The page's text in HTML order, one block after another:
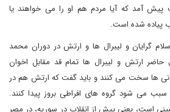
پیش آمد که آیا مردم هم او را می خواهند یا
پیاده شده است.
گرایان و لیبرال ها و ارتش در دوران محمد
ارتش و لیبرال ها تمام قد مقابل اخوان
ها سخت می کنند و باید گفت که ارتش هم در
می شود گروه های افراطی بروز پیدا کنند.
است، یعنی پیش از انقلاب در سوریه، در مصر